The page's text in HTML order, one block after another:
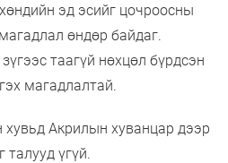
эд эсийг цочроосны
өндөр байдаг.
таагүй нөхцөл бүрдсэн
магадлалтай.
хувьд Акрилын хуванцар дээр
талууд үгүй.